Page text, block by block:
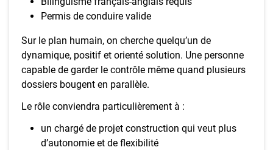
Permis de conduire valide
Sur le plan humain, on cherche quelqu’un de
dynamique, positif et orienté solution. Une personne
capable de garder le contrôle même quand plusieurs
dossiers bougent en parallèle.
Le rôle conviendra particulièrement à :
un chargé de projet construction qui veut plus
d’autonomie et de flexibilité